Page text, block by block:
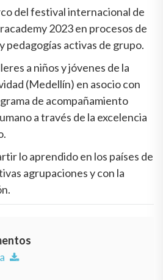
del festival internacional de
2023 en procesos de
activas de grupo.
a niños y jóvenes de la
(Medellín) en asocio con
de acompañamiento
a través de la excelencia
lo aprendido en los países de
agrupaciones y con la